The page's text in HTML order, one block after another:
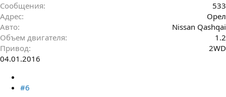
Сообщения
533
Адрес
Орел
Авто
Nissan Qashqai
Объем двигателя
1.2
Привод
2WD
04.01.2016
#6